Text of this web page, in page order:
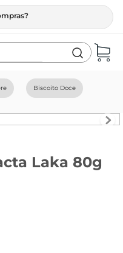
Biscoito Doce
Laka 80g